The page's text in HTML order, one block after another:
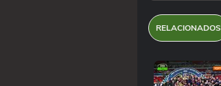
RELACIONADOS